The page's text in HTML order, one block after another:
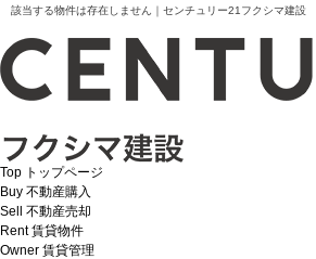
該当する物件は存在しません｜センチュリー21フクシマ建設
Top トップページ
Buy 不動産購入
Sell
不動産売却
Rent 賃貸物件
Owner 賃貸管理